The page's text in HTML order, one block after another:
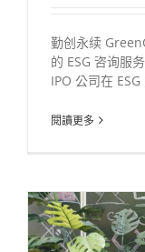
勤创永续
的 ESG 咨询服
IPO 公司在
閱讀更多